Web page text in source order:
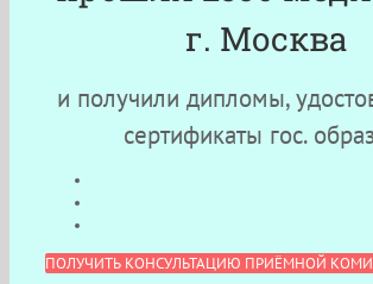
г. Москва
и получили дипломы,
сертификаты гос.
ПОЛУЧИТЬ КОНСУЛЬТАЦИЮ ПРИЁМНОЙ